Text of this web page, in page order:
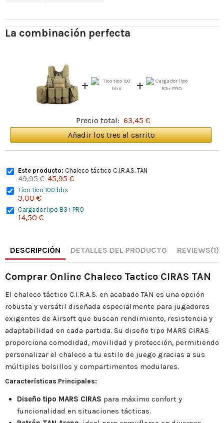
La combinación perfecta
+ +
Precio total: 63,45 €
Añadir los tres al carrito
Este producto: Chaleco táctico C.I.R.A.S. TAN
49,95 € 45,95 €
Tico tico 100 bbs
3,00 €
Cargador lipo B3+ PRO
14,50 €
DESCRIPCIÓN DETALLES DEL PRODUCTO REVIEWS(1)
Comprar Online Chaleco Tactico CIRAS TAN
El chaleco táctico C.I.R.A.S. en acabado TAN es una opción
robusta y versátil diseñada especialmente para jugadores
exigentes de Airsoft que buscan rendimiento, resistencia y
adaptabilidad en cada partida. Su diseño tipo MARS CIRAS
proporciona comodidad, movilidad y protección, permitiendo
personalizar el chaleco a tu estilo de juego gracias a sus
múltiples bolsillos y compartimentos modulares.
Características Principales:
Diseño tipo MARS CIRAS para máximo confort y
funcionalidad en situaciones tácticas.